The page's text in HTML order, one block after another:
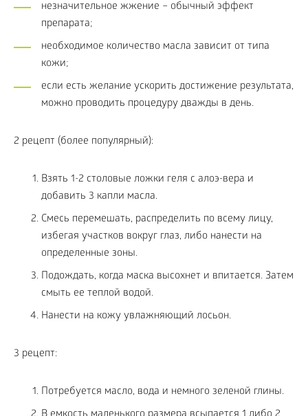
незначительное жжение – обычный эффект
препарата;
необходимое количество масла зависит от типа
кожи;
если есть желание ускорить достижение результата,
можно проводить процедуру дважды в день.
2 рецепт (более популярный):
Взять 1-2 столовые ложки геля с алоэ-вера и
добавить 3 капли масла.
Смесь перемешать, распределить по всему лицу,
избегая участков вокруг глаз, либо нанести на
определенные зоны.
Подождать, когда маска высохнет и впитается. Затем
смыть ее теплой водой.
Нанести на кожу увлажняющий лосьон.
3 рецепт:
Потребуется масло, вода и немного зеленой глины.